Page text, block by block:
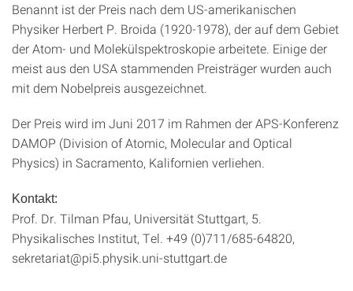
Benannt ist der Preis nach dem US-amerikanischen
Physiker Herbert P. Broida (1920-1978), der auf dem Gebiet
der Atom- und Molekülspektroskopie arbeitete. Einige der
meist aus den USA stammenden Preisträger wurden auch
mit dem Nobelpreis ausgezeichnet.
Der Preis wird im Juni 2017 im Rahmen der APS-Konferenz
DAMOP (Division of Atomic, Molecular and Optical
Physics) in Sacramento, Kalifornien verliehen.
Kontakt:
Prof. Dr. Tilman Pfau, Universität Stuttgart, 5.
Physikalisches Institut, Tel. +49 (0)711/685-64820,
sekretariat@pi5.physik.uni-stuttgart.de